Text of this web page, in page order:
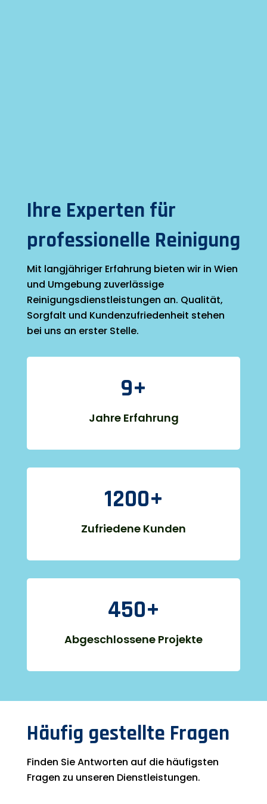
Ihre Experten für
professionelle Reinigung
Mit langjähriger Erfahrung bieten wir in Wien
und Umgebung zuverlässige
Reinigungsdienstleistungen an. Qualität,
Sorgfalt und Kundenzufriedenheit stehen
bei uns an erster Stelle.
9+
Jahre Erfahrung
1200+
Zufriedene Kunden
450+
Abgeschlossene Projekte
Häufig gestellte Fragen
Finden Sie Antworten auf die häufigsten
Fragen zu unseren Dienstleistungen.